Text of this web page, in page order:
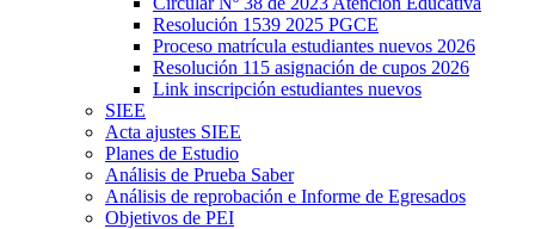
Resolución 1539 2025 PGCE
Proceso matrícula estudiantes nuevos 2026
Resolución 115 asignación de cupos 2026
Link inscripción estudiantes nuevos
SIEE
Acta ajustes SIEE
Planes de Estudio
Análisis de Prueba Saber
Análisis de reprobación e Informe de Egresados
Objetivos de PEI